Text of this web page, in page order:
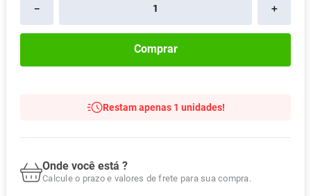
＋
－
Comprar
Restam apenas 1 unidades!
Onde você está ?
Calcule o prazo e valores de frete para sua compra.